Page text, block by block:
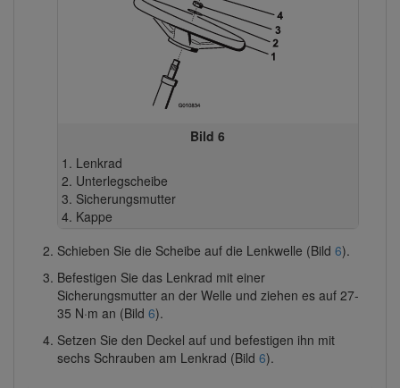
Bild 6
Lenkrad
Unterlegscheibe
Sicherungsmutter
Kappe
Schieben Sie die Scheibe auf die Lenkwelle (Bild 6).
Befestigen Sie das Lenkrad mit einer
Sicherungsmutter an der Welle und ziehen es auf 27-
35 N·m an (Bild 6).
Setzen Sie den Deckel auf und befestigen ihn mit
sechs Schrauben am Lenkrad (Bild 6).